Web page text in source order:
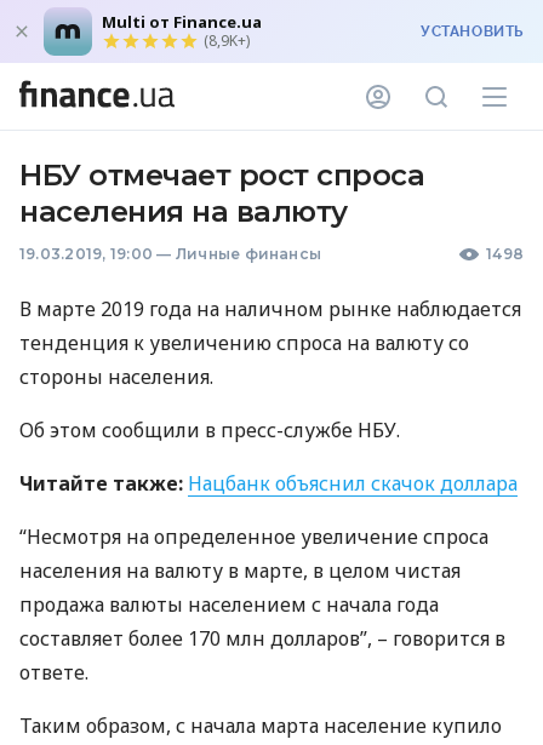
Multi от Finance.ua
(8,9K+) УСТАНОВИТЬ
НБУ отмечает рост спроса
населения на валюту
19.03.2019, 19:00 — Личные финансы 1498
В марте 2019 года на наличном рынке наблюдается
тенденция к увеличению спроса на валюту со
стороны населения.
Об этом сообщили в пресс-службе НБУ.
Читайте также: Нацбанк объяснил скачок доллара
“Несмотря на определенное увеличение спроса
населения на валюту в марте, в целом чистая
продажа валюты населением с начала года
составляет более 170 млн долларов”, – говорится в
ответе.
Таким образом, с начала марта население купило